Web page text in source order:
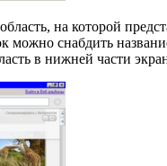
на которой
снабдить
в нижней части